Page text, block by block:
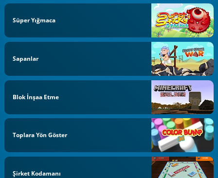
Süper Yığmaca
Sapanlar
Blok İnşaa Etme
Toplara Yön Göster
Şirket Kodamanı